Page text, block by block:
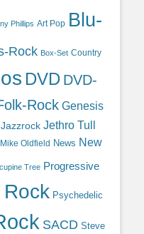
Phillips Art Pop Blu-
Rock Box-Set Country
DVD DVD-
Rock Genesis
Jazzrock Jethro Tull
Mike Oldfield News New
Tree Progressive
Psychedelic
SACD Steve